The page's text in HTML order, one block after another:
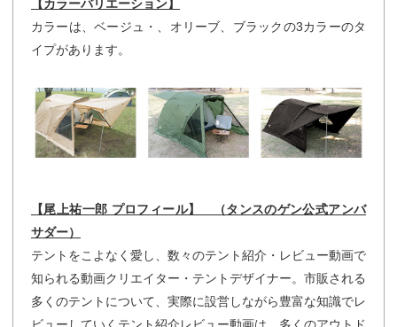
【カラーバリエーション】
カラーは、ベージュ・、オリーブ、ブラックの3カラーのタ
イプがあります。
【尾上祐一郎 プロフィール】 （タンスのゲン公式アンバ
サダー）
テントをこよなく愛し、数々のテント紹介・レビュー動画で
知られる動画クリエイター・テントデザイナー。市販される
多くのテントについて、実際に設営しながら豊富な知識でレ